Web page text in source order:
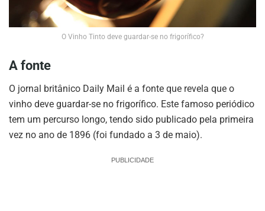
O Vinho Tinto deve guardar-se no frigorífico?
A fonte
O jornal britânico Daily Mail é a fonte que revela que o
vinho deve guardar-se no frigorífico. Este famoso periódico
tem um percurso longo, tendo sido publicado pela primeira
vez no ano de 1896 (foi fundado a 3 de maio).
PUBLICIDADE